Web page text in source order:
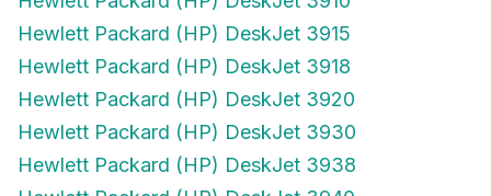
Hewlett Packard (HP) DeskJet 3915
Hewlett Packard (HP) DeskJet 3918
Hewlett Packard (HP) DeskJet 3920
Hewlett Packard (HP) DeskJet 3930
Hewlett Packard (HP) DeskJet 3938
Hewlett Packard (HP) DeskJet 3940